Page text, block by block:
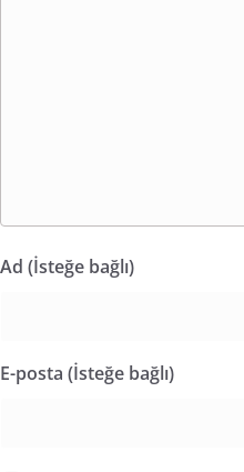
Ad (İsteğe bağlı)
E-posta (İsteğe bağlı)